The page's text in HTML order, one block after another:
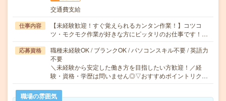
交通費支給
仕事内容
【未経験歓迎！すぐ覚えられるカンタン作業！】コツコ
ツ・モクモク作業が好きな方にピッタリのお仕事です！…
応募資格
職種未経験OK / ブランクOK / パソコンスキル不要 / 英語力
不要
＼未経験から安定した働き方を目指したい方歓迎！／経
験・資格・学歴は問いません◎▽おすすめポイントリク…
職場の雰囲気